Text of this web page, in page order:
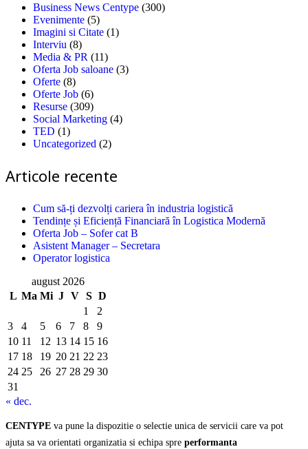
Business News Centype (300)
Evenimente (5)
Imagini si Citate (1)
Interviu (8)
Media & PR (11)
Oferta Job saloane (3)
Oferte (8)
Oferte Job (6)
Resurse (309)
Social Marketing (4)
TED (1)
Uncategorized (2)
Articole recente
Cum să-ți dezvolți cariera în industria logistică
Tendințe și Eficiență Financiară în Logistica Modernă
Oferta Job – Sofer cat B
Asistent Manager – Secretara
Operator logistica
august 2026
L Ma Mi J V S D
1
2
3
4 5 6 7 8
9
10 11 12 13 14 15 16
17 18 19 20 21 22 23
24 25 26 27 28 29 30
31
« dec.
CENTYPE va pune la dispozitie o selectie unica de servicii care va pot
ajuta sa va orientati organizatia si echipa spre performanta